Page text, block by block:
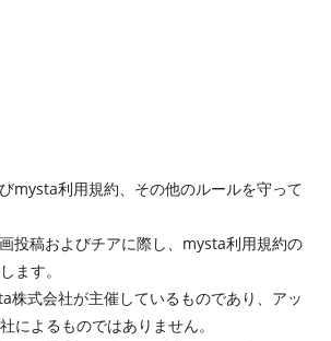
mysta利用規約、その他のルールを守って
投稿およびチアに際し、mysta利用規約の
ます。
株式会社が主催しているものであり、アッ
によるものではありません。